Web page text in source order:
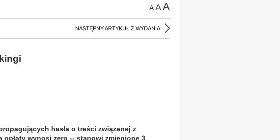
AAA
NASTĘPNY ARTYKUŁ Z WYDANIA
hasła o treści związanej z
wynosi zero -- stanowi zmienione 3